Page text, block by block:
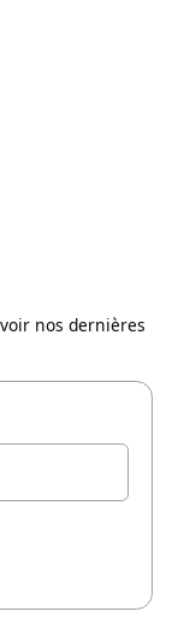
nos dernières